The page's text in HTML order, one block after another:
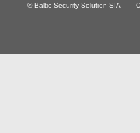
© Baltic Security Solution SIA